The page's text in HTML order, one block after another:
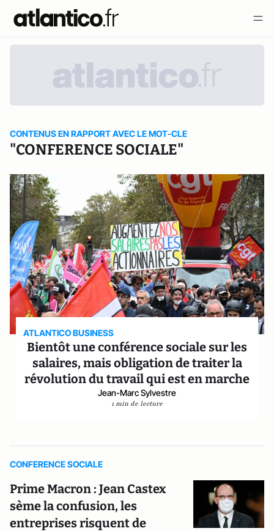
CONTENUS EN RAPPORT AVEC LE MOT-CLE
"CONFERENCE SOCIALE"
ATLANTICO BUSINESS
Bientôt une conférence sociale sur les
salaires, mais obligation de traiter la
révolution du travail qui est en marche
Jean-Marc Sylvestre
1 min de lecture
CONFERENCE SOCIALE
Prime Macron : Jean Castex
sème la confusion, les
entreprises risquent de